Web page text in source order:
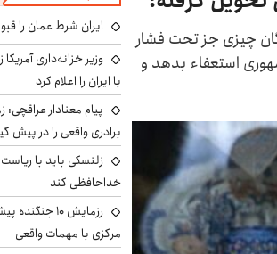
چیزی جز تحت فشار
استعفاء بدهد و
ایران شرط عمان را
وزیر خزانه‌داری
با ایران را اعلام کرد
پیام معنادار عراقچی:
برادری واقعی را در پیش
زلنسکی باید با
خداحافظی کند
رزمایش ۱۰
مرکزی با مهمات واقعی